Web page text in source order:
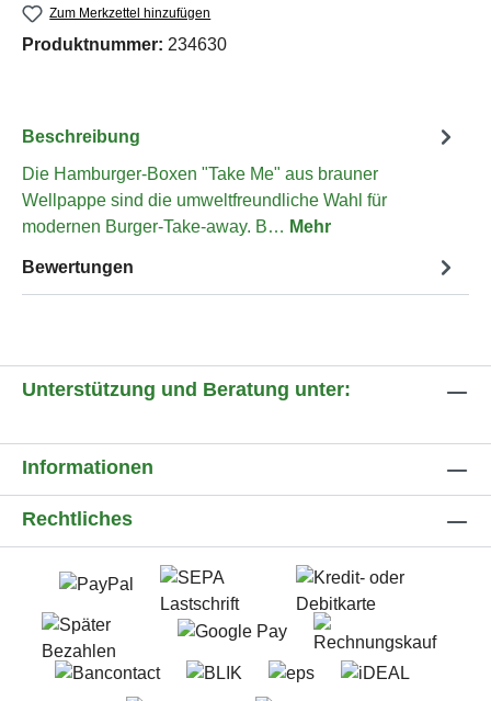
Zum Merkzettel hinzufügen
Produktnummer: 234630
Beschreibung
Die Hamburger-Boxen "Take Me" aus brauner
Wellpappe sind die umweltfreundliche Wahl für
modernen Burger-Take-away. B… Mehr
Bewertungen
Unterstützung und Beratung unter:
Informationen
Rechtliches